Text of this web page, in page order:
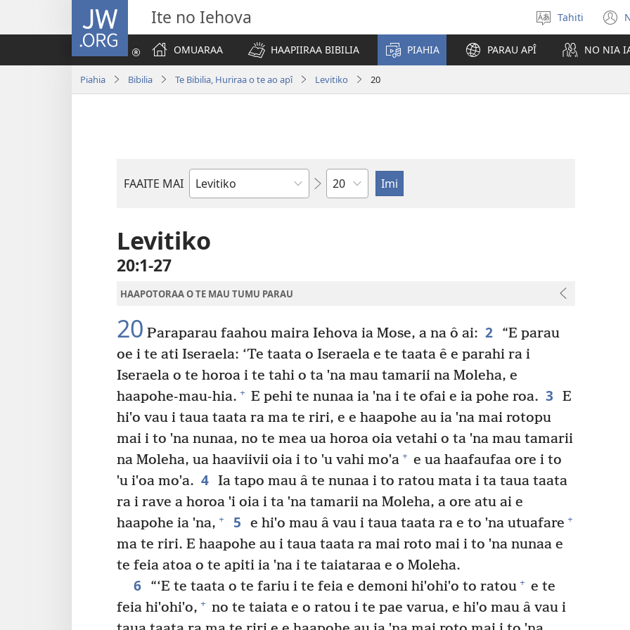
JW.ORG Ite no Iehova
Maiti
te
reo
Tahiti
OMUARAA
HAAPIIRAA BIBILIA PIAHIA PARAU APÎ NO NIA
Piahia Bibilia Te Bibilia, Huriraa o te ao apî Levitiko 20
FAAITE MAI
Buka
Bibilia
Pene
Levitiko
20:1-27
HAAPOTORAA O TE MAU TUMU PARAU
20 Paraparau faahou maira Iehova ia Mose, a na ô ai: 2
“E parau
oe i te ati Iseraela: ‘Te taata o Iseraela e te taata ê e parahi ra i
Iseraela o te horoa i te tahi o ta ˈna mau tamarii na Moleha, e
haapohe-mau-hia. + E pehi te nunaa ia ˈna i te ofai e ia pohe roa. 3
E
hiˈo vau i taua taata ra ma te riri, e e haapohe au ia ˈna mai rotopu
mai i to ˈna nunaa, no te mea ua horoa oia vetahi o ta ˈna mau tamarii
na Moleha, ua haaviivii oia i to ˈu vahi moˈa + e ua haafaufaa ore i to
ˈu iˈoa moˈa. 4 Ia tapo mau â te nunaa i to ratou mata i ta taua taata
ra i rave a horoa ˈi oia i ta ˈna tamarii na Moleha, a ore atu ai e
haapohe ia ˈna, + 5 e hiˈo mau â vau i taua taata ra e to ˈna utuafare +
ma te riri. E haapohe au i taua taata ra mai roto mai i to ˈna nunaa e
te feia atoa o te apiti ia ˈna i te taiataraa e o Moleha.
6 “‘E te taata o te fariu i te feia e demoni hiˈohiˈo to ratou + e te
feia hiˈohiˈo, + no te taiata e o ratou i te pae varua, e hiˈo mau â vau i